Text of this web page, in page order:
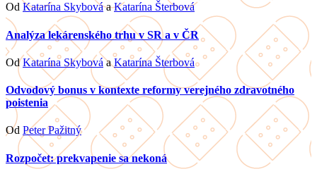
Od Katarína SkybováaKatarína Šterbová
Analýza lekárenského trhu v SR a v ČR
OdKatarína SkybováaKatarína Šterbová
Odvodový bonus v kontexte reformy verejného zdravotného
poistenia
Od Peter Pažitný
Rozpočet: prekvapenie sa nekoná